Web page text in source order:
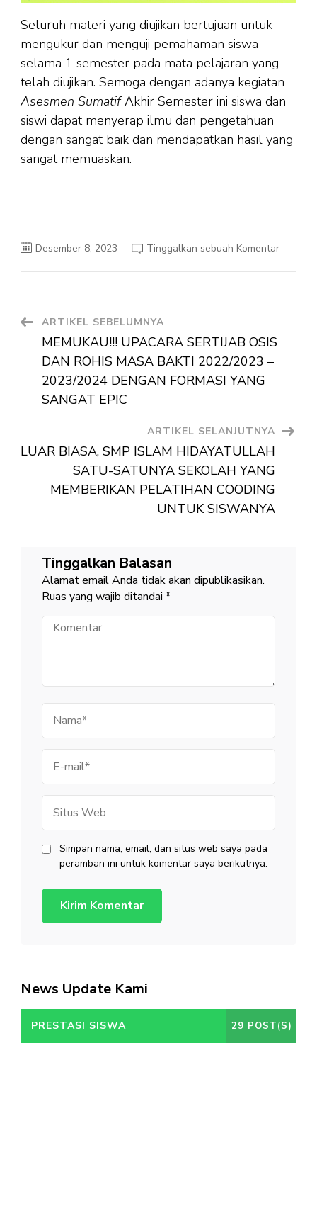
Seluruh materi yang diujikan bertujuan untuk
mengukur dan menguji pemahaman siswa
selama 1 semester pada mata pelajaran yang
telah diujikan. Semoga dengan adanya kegiatan
Asesmen SumatifAkhir Semester ini siswa dan
siswi dapat menyerap ilmu dan pengetahuan
dengan sangat baik dan mendapatkan hasil yang
sangat memuaskan.
Desember 8, 2023 Tinggalkan sebuah Komentarpada
Navigasi
Artikel
ARTIKEL SEBELUMNYA
MEMUKAU!!! UPACARA SERTIJAB OSIS
DAN ROHIS MASA BAKTI 2022/2023 –
2023/2024 DENGAN FORMASI YANG
SANGAT EPIC
ARTIKEL SELANJUTNYA
LUAR BIASA, SMP ISLAM HIDAYATULLAH
SATU-SATUNYA SEKOLAH YANG
MEMBERIKAN PELATIHAN COODING
UNTUK SISWANYA
Tinggalkan Balasan
Alamat email Anda tidak akan dipublikasikan.
Ruas yang wajib ditandai *
Komentar
mail
Web
Simpan nama, email, dan situs web saya pada
peramban ini untuk komentar saya berikutnya.
News Update Kami
PRESTASI SISWA 29 POST(S)